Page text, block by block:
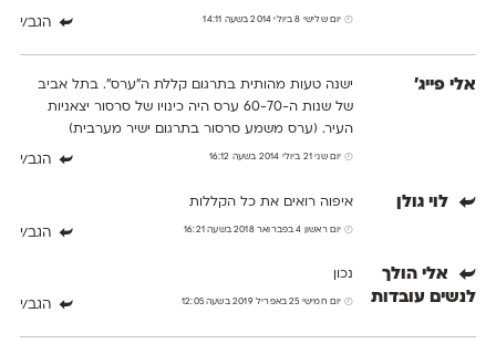
יום שלישי 8 ביולי 2014 בשעה 14:11 הגב/י
אלי פייג'
ישנה טעות מהותית בתרגום קללת ה"ערס". בתל אביב
של שנות ה-60-70 ערס היה כינויו של סרסור יצאניות
העיר. (ערס משמע סרסור בתרגום ישיר מערבית)
יום שני 21 ביולי 2014 בשעה 16:12 הגב/י
לוי גולן איפוה רואים את כל הקללות
יום ראשון 4 בפברואר 2018 בשעה 16:21 הגב/י
אלי הולך
לנשים עובדות
נכון
יום חמישי 25 באפריל 2019 בשעה 12:05 הגב/י